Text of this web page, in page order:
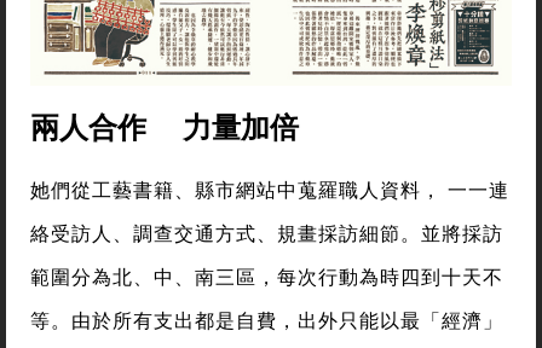
兩人合作 力量加倍
她們從工藝書籍、縣市網站中蒐羅職人資料， 一一連
絡受訪人、調查交通方式、規畫採訪細節。並將採訪
範圍分為北、中、南三區，每次行動為時四到十天不
等。由於所有支出都是自費，出外只能以最「經濟」